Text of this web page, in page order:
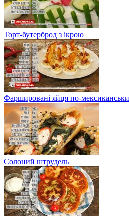
Торт-бутерброд з ікрою
Фаршировані яйця по-мексиканськи
Солоний штрудель